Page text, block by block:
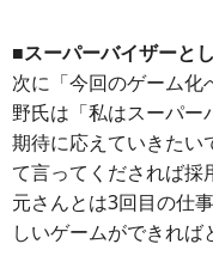
■スーパーバイザーと
次に「今回のゲーム化
野氏は「私はスーパー
期待に応えていきたい
て言ってくだされば
元さんとは3回目の仕
しいゲームができれば